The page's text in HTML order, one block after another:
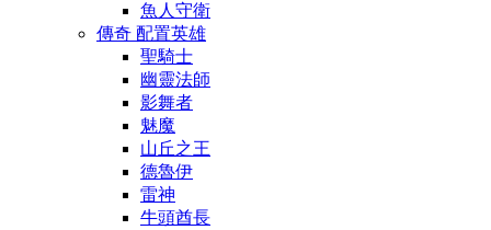
魚人守衛
傳奇 配置英雄
聖騎士
幽靈法師
影舞者
魅魔
山丘之王
德魯伊
雷神
牛頭酋長